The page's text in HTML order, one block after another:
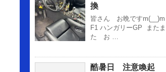
換
皆さん お晩ですm(__)m
F1 ハンガリーGP またま
た お …
酷暑日 注意喚起